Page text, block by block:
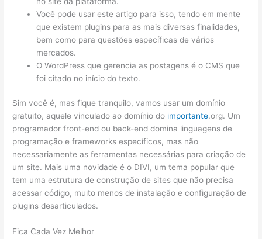
Você pode usar este artigo para isso, tendo em mente
que existem plugins para as mais diversas finalidades,
bem como para questões específicas de vários
mercados.
O WordPress que gerencia as postagens é o CMS que
foi citado no início do texto.
Sim você é, mas fique tranquilo, vamos usar um domínio
gratuito, aquele vinculado ao domínio do importante.org. Um
programador front-end ou back-end domina linguagens de
programação e frameworks específicos, mas não
necessariamente as ferramentas necessárias para criação de
um site. Mais uma novidade é o DIVI, um tema popular que
tem uma estrutura de construção de sites que não precisa
acessar código, muito menos de instalação e configuração de
plugins desarticulados.
Fica Cada Vez Melhor